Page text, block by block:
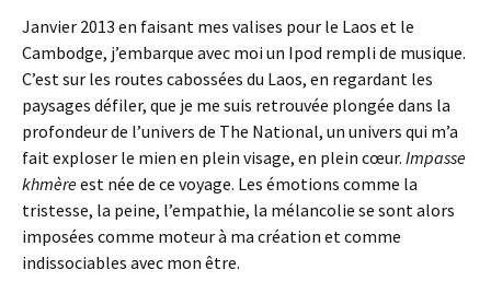
Janvier 2013 en faisant mes valises pour le Laos et le
Cambodge, j’embarque avec moi un Ipod rempli de musique.
C’est sur les routes cabossées du Laos, en regardant les
paysages défiler, que je me suis retrouvée plongée dans la
profondeur de l’univers de The National, un univers qui m’a
fait exploser le mien en plein visage, en plein cœur. Impasse
khmèreest née de ce voyage. Les émotions comme la
tristesse, la peine, l’empathie, la mélancolie se sont alors
imposées comme moteur à ma création et comme
indissociables avec mon être.